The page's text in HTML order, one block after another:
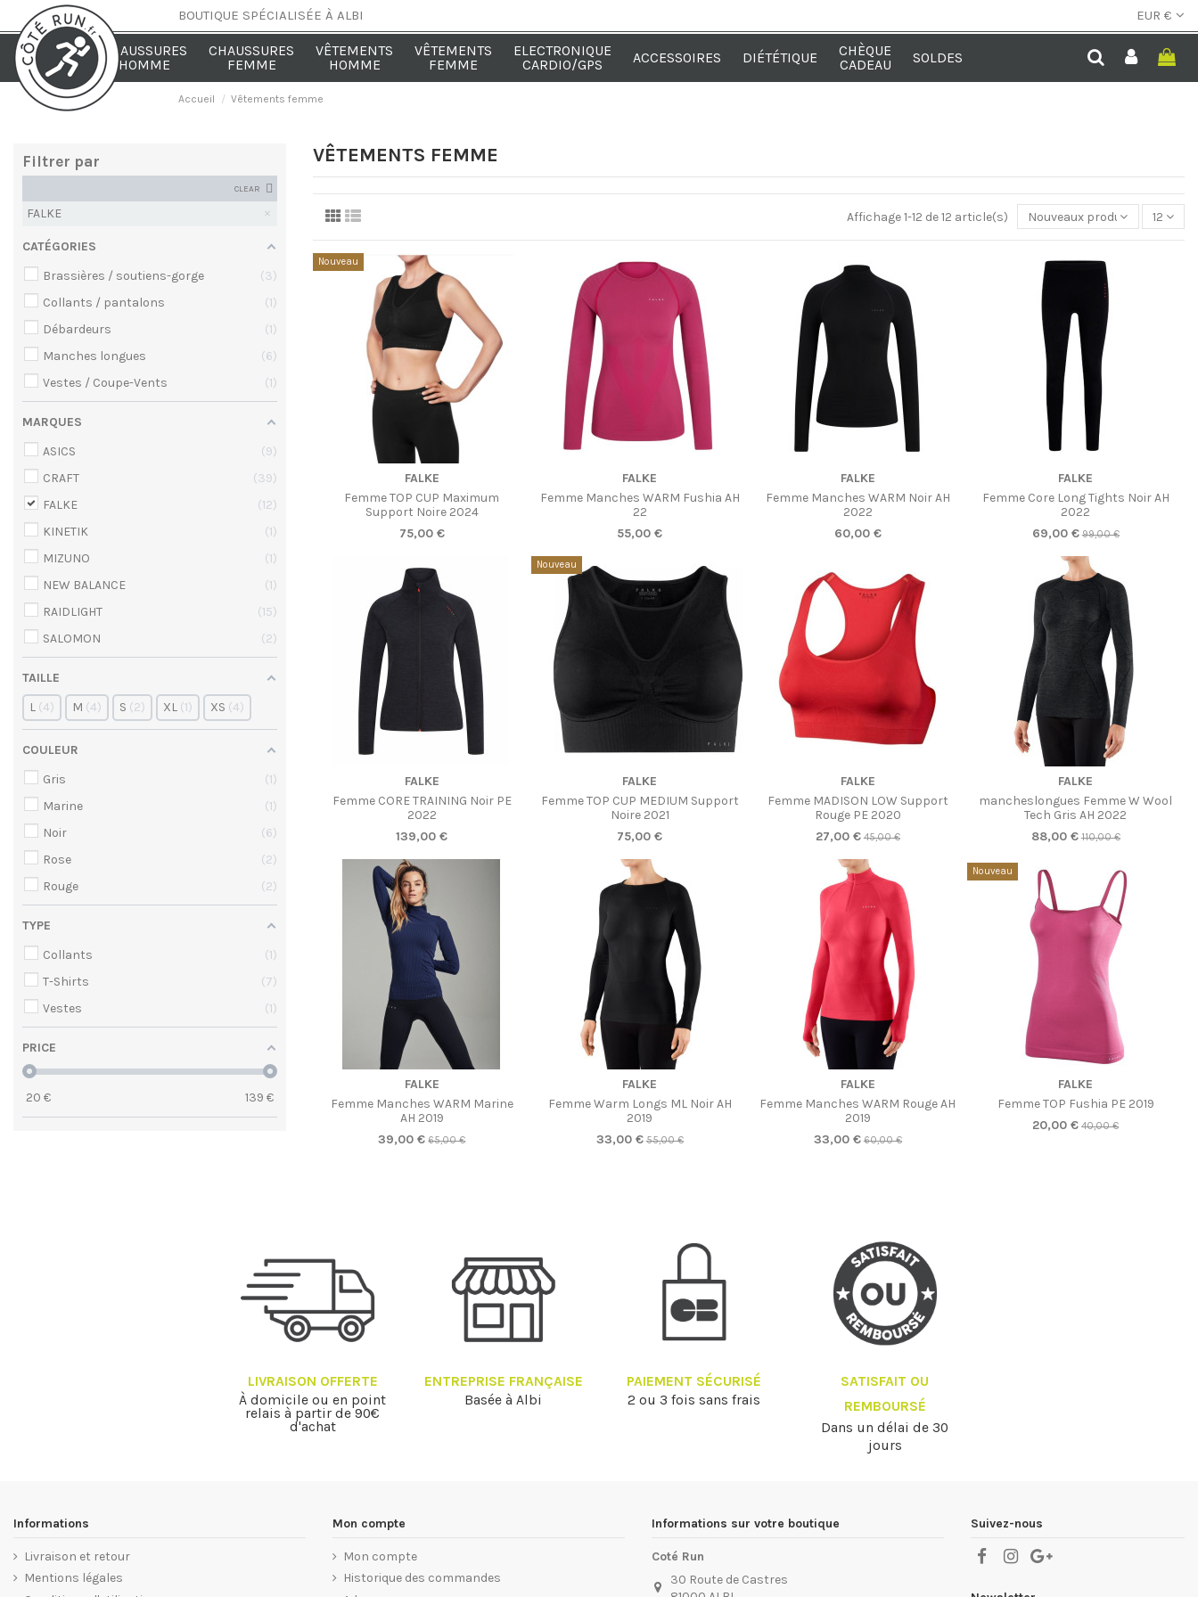
BOUTIQUE SPÉCIALISÉE À ALBI EUR €
CHAUSSURES
HOMME
CHAUSSURES
FEMME
VÊTEMENTS
HOMME
VÊTEMENTS
FEMME
ELECTRONIQUE
CARDIO/GPS
ACCESSOIRES DIÉTÉTIQUE
CHÈQUE
CADEAU
SOLDES
Accueil Vêtements femme
VÊTEMENTS FEMME
Affichage 1-12 de 12 article(s) Nouveaux produits 12
Nouveau
Produit disponible avec d'autres options
FALKE
Femme TOP CUP Maximum
Support Noire 2024
75,00 €
FALKE
Femme Manches WARM Fushia AH
22
55,00 €
FALKE
Femme Manches WARM Noir AH
2022
60,00 €
FALKE
Femme Core Long Tights Noir AH
2022
69,00 € 99,00 €
FALKE
Femme CORE TRAINING Noir PE
2022
139,00 €
Nouveau
Produit disponible avec d'autres options
FALKE
Femme TOP CUP MEDIUM Support
Noire 2021
75,00 €
FALKE
Femme MADISON LOW Support
Rouge PE 2020
27,00 € 45,00 €
FALKE
mancheslongues Femme W Wool
Tech Gris AH 2022
88,00 € 110,00 €
FALKE
Femme Manches WARM Marine
AH 2019
39,00 € 65,00 €
FALKE
Femme Warm Longs ML Noir AH
2019
33,00 € 55,00 €
FALKE
Femme Manches WARM Rouge AH
2019
33,00 € 60,00 €
Nouveau
Produit disponible avec d'autres
FALKE
Femme TOP Fushia PE 2019
20,00 € 40,00 €
Filtrer par
CLEAR
FALKE
CATÉGORIES
Brassières / soutiens-gorge
3
Collants / pantalons
1
Débardeurs
1
Manches longues
6
Vestes / Coupe-Vents
1
MARQUES
ASICS
9
CRAFT
39
FALKE
12
KINETIK
1
MIZUNO
1
NEW BALANCE
1
RAIDLIGHT
15
SALOMON
2
TAILLE
L 4 M 4 S 2 XL 1 XS 4
COULEUR
Gris
1
Marine
1
Noir
6
Rose
2
Rouge
2
TYPE
Collants
1
T-Shirts
7
Vestes
1
PRICE
20 € 139 €
LIVRAISON OFFERTE
À domicile ou en point
relais à partir de 90€
d'achat
ENTREPRISE FRANÇAISE
Basée à Albi
PAIEMENT SÉCURISÉ
2 ou 3 fois sans frais
SATISFAIT OU
REMBOURSÉ
Dans un délai de 30
jours
Informations
Livraison et retour
Mentions légales
Mon compte
Mon compte
Historique des commandes
Informations sur votre boutique
Coté Run
30 Route de Castres
Suivez-nous